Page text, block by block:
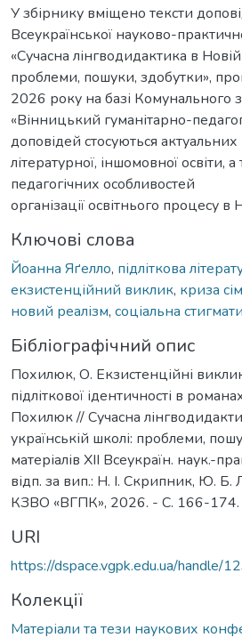
У збірнику вміщено тексти
Всеукраїнської науково-
«Сучасна лінгводидактика в
проблеми, пошуки, здобутки»,
2026 року на базі Комунального
«Вінницький гуманітарно-
доповідей стосуються
літературної, іншомовної освіти,
педагогічних особливостей
організації освітнього процесу
Ключові слова
Йоанна Яґелло, підліткова
екзистенційний виклик, криза
новий реалізм, соціальна
Бібліографічний опис
Похилюк, О. Екзистенційні
підліткової ідентичності в
Похилюк // Сучасна
українській школі: проблеми,
матеріалів XІІ Всеукраїн. наук.-
відп. за вип.: Н. І. Скрипник, Ю. Б.
КЗВО «ВГПК», 2026. - С. 166-174.
URI
https://dspace.vgpk.edu.ua/handle/
Колекції
Матеріали та тези наукових